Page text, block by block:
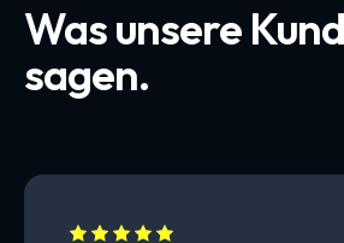
Was unsere
sagen.